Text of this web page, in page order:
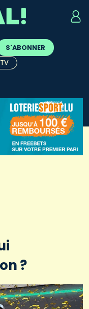
sont
S'ABONNER
?